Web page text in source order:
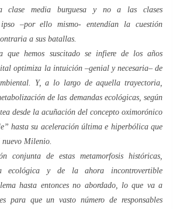
clase media burguesa y no a las clases
–por ello mismo- entendían la cuestión
a sus batallas.
que hemos suscitado se infiere de los años
optimiza la intuición –genial y necesaria– de
Y, a lo largo de aquella trayectoria,
de las demandas ecológicas, según
desde la acuñación del concepto oximorónico
” hasta su aceleración última e hiperbólica que
nuevo Milenio
conjunta de estas metamorfosis históricas,
ecológica y de la ahora incontrovertible
hasta entonces no abordado, lo que va a
para que un vasto número de responsables